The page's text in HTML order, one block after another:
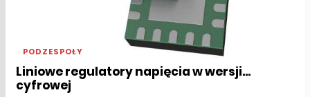
PODZESPOŁY
Liniowe regulatory napięcia w wersji...
cyfrowej